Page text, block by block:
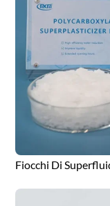
Fiocchi Di